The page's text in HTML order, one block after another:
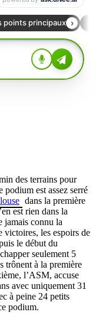
des terrains pour
est assez serré
dans la première
est rien dans la
jamais connu la
victoires, les espoirs de
le début du
seulement 5
trônent à la première
l’ASM, accuse
avec uniquement 31
à peine 24 petits
podium.